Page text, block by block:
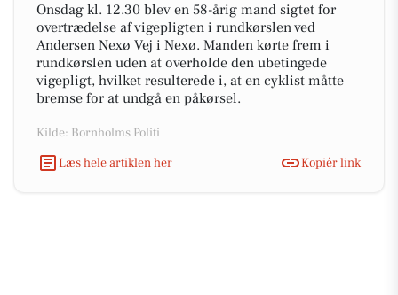
Onsdag kl. 12.30 blev en 58-årig mand sigtet for
overtrædelse af vigepligten i rundkørslen ved
Andersen Nexø Vej i Nexø. Manden kørte frem i
rundkørslen uden at overholde den ubetingede
vigepligt, hvilket resulterede i, at en cyklist måtte
bremse for at undgå en påkørsel.
Kilde: Bornholms Politi
Læs hele artiklen her
Kopiér link